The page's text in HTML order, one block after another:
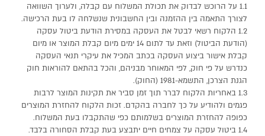
1.1 על הרוכש לבדוק את תכולת המשלוח עם קבלה, ולערוך השוואה
לצורך התאמה בין ההזמנה ובין החשבונית שנשלחה לו בעת הרכישה.
1.2 הלקוח רשאי לבטל את העסקה במסירת הודעת ביטול עסקה
(הודעת הביטול) וזאת עד לתום 14 ימים מיום קבלת המוצר או מיום
קבלת אישור ביצוע העסקה בכתב המכיל את עיקרי תנאי העסקה
כנדרש על פי חוק, לפי המאוחר מבניהם, והכל בהתאם להוראות חוק
הגנת הצרכן, התשמא-1981 (החוק).
1.3 באחריות הלקוח לברר תוך זמן סביר את תקינות המוצר לרבות
פגמים ולהודיע על כך לחברה בהקדם. זכות הלקוח להחזרת המוצרים
כפופה להחזרת המוצרים בשלמותם כפי שהתקבלו בעת המשלוח.
1.4 ביטול עסקה על צמחים חיים יתבצע בעת קבלת הסחורה בלבד.